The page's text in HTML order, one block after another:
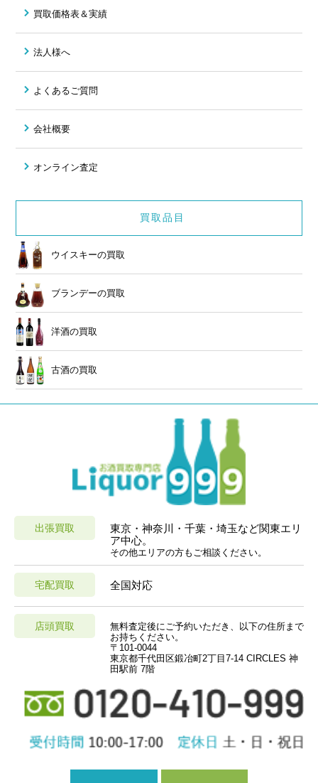
買取価格表＆実績
法人様へ
よくあるご質問
会社概要
オンライン査定
買取品目
ウイスキーの買取
ブランデーの買取
洋酒の買取
古酒の買取
出張買取
東京・神奈川・千葉・埼玉など関東エリ
ア中心。
その他エリアの方もご相談ください。
宅配買取 全国対応
店頭買取
無料査定後にご予約いただき、以下の住所まで
お持ちください。
〒101-0044
東京都千代田区鍛冶町2丁目7-14 CIRCLES 神
田駅前 7階